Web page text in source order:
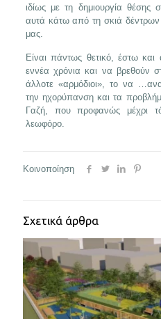
ιδίως με τη δημιουργία θέσης
αυτά κάτω από τη σκιά
μας.
Είναι πάντως θετικό, έστω
εννέα χρόνια και να βρεθούν
άλλοτε «αρμόδιοι», το να
την ηχορύπανση και τα
Γαζή, που προφανώς μέχρι
λεωφόρο.
Κοινοποίηση
Σχετικά άρθρα